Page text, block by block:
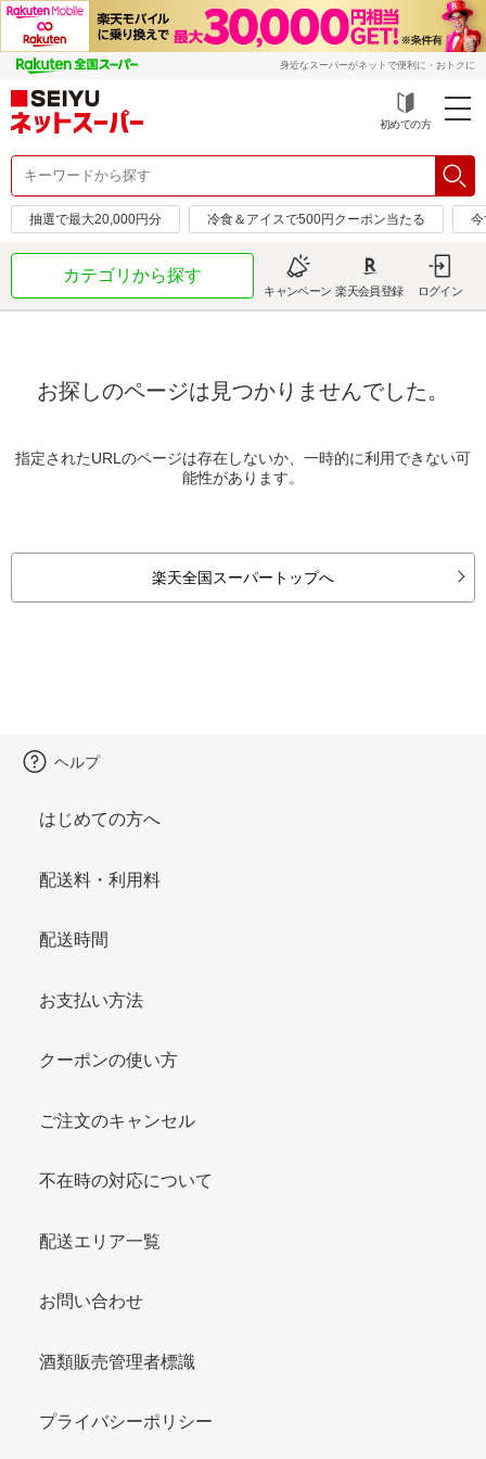
身近なスーパーがネットで便利に・おトクに
初めての方
抽選で最大20,000円分 冷食＆アイスで500円クーポン当たる
カテゴリから探す
キャンペーン 楽天会員登録 ログイン
お探しのページは見つかりませんでした。
指定されたURLのページは存在しないか、一時的に利用できない可
能性があります。
楽天全国スーパートップへ
ヘルプ
はじめての方へ
配送料・利用料
配送時間
お支払い方法
クーポンの使い方
ご注文のキャンセル
不在時の対応について
配送エリア一覧
お問い合わせ
酒類販売管理者標識
プライバシーポリシー